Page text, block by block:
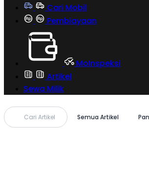
Cari Mobil
Pembiayaan
MoInspeksi
Artikel
Sewa Milik
Cari Artikel Semua Artikel